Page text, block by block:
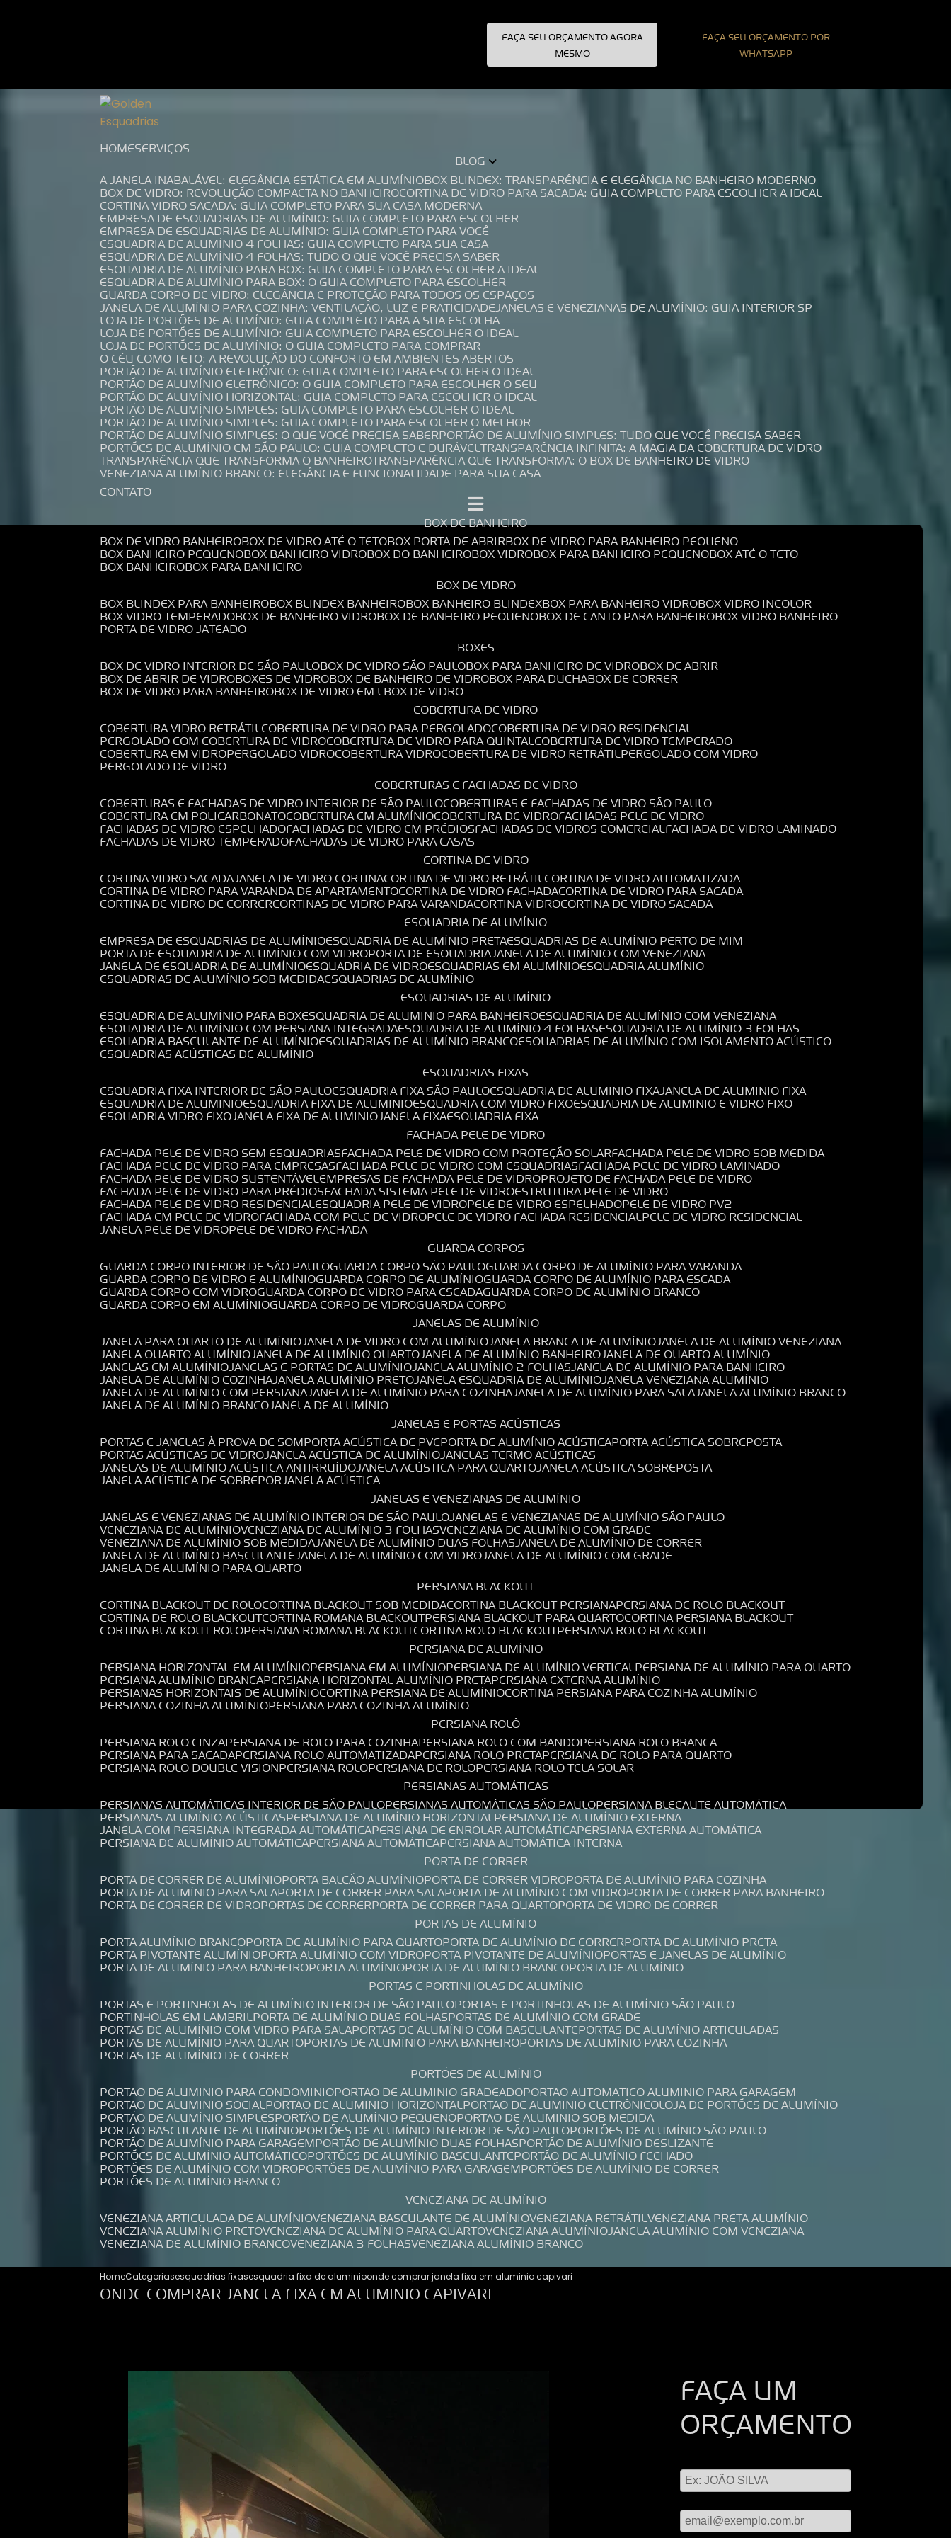
FAÇA SEU ORÇAMENTO AGORA
MESMO
FAÇA SEU ORÇAMENTO POR
WHATSAPP
HOME SERVIÇOS
BLOG
A JANELA INABALÁVEL: ELEGÂNCIA ESTÁTICA EM ALUMÍNIO BOX BLINDEX: TRANSPARÊNCIA E ELEGÂNCIA NO BANHEIRO MODERNO
BOX DE VIDRO: REVOLUÇÃO COMPACTA NO BANHEIRO CORTINA DE VIDRO PARA SACADA: GUIA COMPLETO PARA ESCOLHER A IDEAL
CORTINA VIDRO SACADA: GUIA COMPLETO PARA SUA CASA MODERNA
EMPRESA DE ESQUADRIAS DE ALUMÍNIO: GUIA COMPLETO PARA ESCOLHER
EMPRESA DE ESQUADRIAS DE ALUMÍNIO: GUIA COMPLETO PARA VOCÊ
ESQUADRIA DE ALUMÍNIO 4 FOLHAS: GUIA COMPLETO PARA SUA CASA
ESQUADRIA DE ALUMÍNIO 4 FOLHAS: TUDO O QUE VOCÊ PRECISA SABER
ESQUADRIA DE ALUMÍNIO PARA BOX: GUIA COMPLETO PARA ESCOLHER A IDEAL
ESQUADRIA DE ALUMÍNIO PARA BOX: O GUIA COMPLETO PARA ESCOLHER
GUARDA CORPO DE VIDRO: ELEGÂNCIA E PROTEÇÃO PARA TODOS OS ESPAÇOS
JANELA DE ALUMÍNIO PARA COZINHA: VENTILAÇÃO, LUZ E PRATICIDADE JANELAS E VENEZIANAS DE ALUMÍNIO: GUIA INTERIOR SP
LOJA DE PORTÕES DE ALUMÍNIO: GUIA COMPLETO PARA A SUA ESCOLHA
LOJA DE PORTÕES DE ALUMÍNIO: GUIA COMPLETO PARA ESCOLHER O IDEAL
LOJA DE PORTÕES DE ALUMÍNIO: O GUIA COMPLETO PARA COMPRAR
O CÉU COMO TETO: A REVOLUÇÃO DO CONFORTO EM AMBIENTES ABERTOS
PORTÃO DE ALUMÍNIO ELETRÔNICO: GUIA COMPLETO PARA ESCOLHER O IDEAL
PORTÃO DE ALUMÍNIO ELETRÔNICO: O GUIA COMPLETO PARA ESCOLHER O SEU
PORTÃO DE ALUMÍNIO HORIZONTAL: GUIA COMPLETO PARA ESCOLHER O IDEAL
PORTÃO DE ALUMÍNIO SIMPLES: GUIA COMPLETO PARA ESCOLHER O IDEAL
PORTÃO DE ALUMÍNIO SIMPLES: GUIA COMPLETO PARA ESCOLHER O MELHOR
PORTÃO DE ALUMÍNIO SIMPLES: O QUE VOCÊ PRECISA SABER PORTÃO DE ALUMÍNIO SIMPLES: TUDO QUE VOCÊ PRECISA SABER
PORTÕES DE ALUMÍNIO EM SÃO PAULO: GUIA COMPLETO E DURÁVEL TRANSPARÊNCIA INFINITA: A MAGIA DA COBERTURA DE VIDRO
TRANSPARÊNCIA QUE TRANSFORMA O BANHEIRO TRANSPARÊNCIA QUE TRANSFORMA: O BOX DE BANHEIRO DE VIDRO
VENEZIANA ALUMÍNIO BRANCO: ELEGÂNCIA E FUNCIONALIDADE PARA SUA CASA
CONTATO
BOX DE BANHEIRO
BOX DE VIDRO BANHEIRO BOX DE VIDRO ATÉ O TETO BOX PORTA DE ABRIR BOX DE VIDRO PARA BANHEIRO PEQUENO
BOX BANHEIRO PEQUENO BOX BANHEIRO VIDRO BOX DO BANHEIRO BOX VIDRO BOX PARA BANHEIRO PEQUENO BOX ATÉ O TETO
BOX BANHEIRO BOX PARA BANHEIRO
BOX DE VIDRO
BOX BLINDEX PARA BANHEIRO BOX BLINDEX BANHEIRO BOX BANHEIRO BLINDEX BOX PARA BANHEIRO VIDRO BOX VIDRO INCOLOR
BOX VIDRO TEMPERADO BOX DE BANHEIRO VIDRO BOX DE BANHEIRO PEQUENO BOX DE CANTO PARA BANHEIRO BOX VIDRO BANHEIRO
PORTA DE VIDRO JATEADO
BOXES
BOX DE VIDRO INTERIOR DE SÃO PAULO BOX DE VIDRO SÃO PAULO BOX PARA BANHEIRO DE VIDRO BOX DE ABRIR
BOX DE ABRIR DE VIDRO BOXES DE VIDRO BOX DE BANHEIRO DE VIDRO BOX PARA DUCHA BOX DE CORRER
BOX DE VIDRO PARA BANHEIRO BOX DE VIDRO EM L BOX DE VIDRO
COBERTURA DE VIDRO
COBERTURA VIDRO RETRÁTIL COBERTURA DE VIDRO PARA PERGOLADO COBERTURA DE VIDRO RESIDENCIAL
PERGOLADO COM COBERTURA DE VIDRO COBERTURA DE VIDRO PARA QUINTAL COBERTURA DE VIDRO TEMPERADO
COBERTURA EM VIDRO PERGOLADO VIDRO COBERTURA VIDRO COBERTURA DE VIDRO RETRÁTIL PERGOLADO COM VIDRO
PERGOLADO DE VIDRO
COBERTURAS E FACHADAS DE VIDRO
COBERTURAS E FACHADAS DE VIDRO INTERIOR DE SÃO PAULO COBERTURAS E FACHADAS DE VIDRO SÃO PAULO
COBERTURA EM POLICARBONATO COBERTURA EM ALUMÍNIO COBERTURA DE VIDRO FACHADAS PELE DE VIDRO
FACHADAS DE VIDRO ESPELHADO FACHADAS DE VIDRO EM PRÉDIOS FACHADAS DE VIDROS COMERCIAL FACHADA DE VIDRO LAMINADO
FACHADAS DE VIDRO TEMPERADO FACHADAS DE VIDRO PARA CASAS
CORTINA DE VIDRO
CORTINA VIDRO SACADA JANELA DE VIDRO CORTINA CORTINA DE VIDRO RETRÁTIL CORTINA DE VIDRO AUTOMATIZADA
CORTINA DE VIDRO PARA VARANDA DE APARTAMENTO CORTINA DE VIDRO FACHADA CORTINA DE VIDRO PARA SACADA
CORTINA DE VIDRO DE CORRER CORTINAS DE VIDRO PARA VARANDA CORTINA VIDRO CORTINA DE VIDRO SACADA
ESQUADRIA DE ALUMÍNIO
EMPRESA DE ESQUADRIAS DE ALUMÍNIO ESQUADRIA DE ALUMÍNIO PRETA ESQUADRIAS DE ALUMÍNIO PERTO DE MIM
PORTA DE ESQUADRIA DE ALUMÍNIO COM VIDRO PORTA DE ESQUADRIA JANELA DE ALUMÍNIO COM VENEZIANA
JANELA DE ESQUADRIA DE ALUMÍNIO ESQUADRIA DE VIDRO ESQUADRIAS EM ALUMÍNIO ESQUADRIA ALUMÍNIO
ESQUADRIAS DE ALUMÍNIO SOB MEDIDA ESQUADRIAS DE ALUMÍNIO
ESQUADRIAS DE ALUMÍNIO
ESQUADRIA DE ALUMÍNIO PARA BOX ESQUADRIA DE ALUMINIO PARA BANHEIRO ESQUADRIA DE ALUMÍNIO COM VENEZIANA
ESQUADRIA DE ALUMÍNIO COM PERSIANA INTEGRADA ESQUADRIA DE ALUMÍNIO 4 FOLHAS ESQUADRIA DE ALUMÍNIO 3 FOLHAS
ESQUADRIA BASCULANTE DE ALUMÍNIO ESQUADRIAS DE ALUMÍNIO BRANCO ESQUADRIAS DE ALUMÍNIO COM ISOLAMENTO ACÚSTICO
ESQUADRIAS ACÚSTICAS DE ALUMÍNIO
ESQUADRIAS FIXAS
ESQUADRIA FIXA INTERIOR DE SÃO PAULO ESQUADRIA FIXA SÃO PAULO ESQUADRIA DE ALUMINIO FIXA JANELA DE ALUMINIO FIXA
ESQUADRIA DE ALUMINIO ESQUADRIA FIXA DE ALUMINIO ESQUADRIA COM VIDRO FIXO ESQUADRIA DE ALUMINIO E VIDRO FIXO
ESQUADRIA VIDRO FIXO JANELA FIXA DE ALUMINIO JANELA FIXA ESQUADRIA FIXA
FACHADA PELE DE VIDRO
FACHADA PELE DE VIDRO SEM ESQUADRIAS FACHADA PELE DE VIDRO COM PROTEÇÃO SOLAR FACHADA PELE DE VIDRO SOB MEDIDA
FACHADA PELE DE VIDRO PARA EMPRESAS FACHADA PELE DE VIDRO COM ESQUADRIAS FACHADA PELE DE VIDRO LAMINADO
FACHADA PELE DE VIDRO SUSTENTÁVEL EMPRESAS DE FACHADA PELE DE VIDRO PROJETO DE FACHADA PELE DE VIDRO
FACHADA PELE DE VIDRO PARA PRÉDIOS FACHADA SISTEMA PELE DE VIDRO ESTRUTURA PELE DE VIDRO
FACHADA PELE DE VIDRO RESIDENCIAL ESQUADRIA PELE DE VIDRO PELE DE VIDRO ESPELHADO PELE DE VIDRO PV2
FACHADA EM PELE DE VIDRO FACHADA COM PELE DE VIDRO PELE DE VIDRO FACHADA RESIDENCIAL PELE DE VIDRO RESIDENCIAL
JANELA PELE DE VIDRO PELE DE VIDRO FACHADA
GUARDA CORPOS
GUARDA CORPO INTERIOR DE SÃO PAULO GUARDA CORPO SÃO PAULO GUARDA CORPO DE ALUMÍNIO PARA VARANDA
GUARDA CORPO DE VIDRO E ALUMÍNIO GUARDA CORPO DE ALUMÍNIO GUARDA CORPO DE ALUMÍNIO PARA ESCADA
GUARDA CORPO COM VIDRO GUARDA CORPO DE VIDRO PARA ESCADA GUARDA CORPO DE ALUMÍNIO BRANCO
GUARDA CORPO EM ALUMÍNIO GUARDA CORPO DE VIDRO GUARDA CORPO
JANELAS DE ALUMÍNIO
JANELA PARA QUARTO DE ALUMÍNIO JANELA DE VIDRO COM ALUMÍNIO JANELA BRANCA DE ALUMÍNIO JANELA DE ALUMÍNIO VENEZIANA
JANELA QUARTO ALUMÍNIO JANELA DE ALUMÍNIO QUARTO JANELA DE ALUMÍNIO BANHEIRO JANELA DE QUARTO ALUMÍNIO
JANELAS EM ALUMÍNIO JANELAS E PORTAS DE ALUMÍNIO JANELA ALUMÍNIO 2 FOLHAS JANELA DE ALUMÍNIO PARA BANHEIRO
JANELA DE ALUMÍNIO COZINHA JANELA ALUMÍNIO PRETO JANELA ESQUADRIA DE ALUMÍNIO JANELA VENEZIANA ALUMÍNIO
JANELA DE ALUMÍNIO COM PERSIANA JANELA DE ALUMÍNIO PARA COZINHA JANELA DE ALUMÍNIO PARA SALA JANELA ALUMÍNIO BRANCO
JANELA DE ALUMÍNIO BRANCO JANELA DE ALUMÍNIO
JANELAS E PORTAS ACÚSTICAS
PORTAS E JANELAS À PROVA DE SOM PORTA ACÚSTICA DE PVC PORTA DE ALUMÍNIO ACÚSTICA PORTA ACÚSTICA SOBREPOSTA
PORTAS ACÚSTICAS DE VIDRO JANELA ACÚSTICA DE ALUMÍNIO JANELAS TERMO ACÚSTICAS
JANELAS DE ALUMÍNIO ACÚSTICA ANTIRRUÍDO JANELA ACÚSTICA PARA QUARTO JANELA ACÚSTICA SOBREPOSTA
JANELA ACÚSTICA DE SOBREPOR JANELA ACÚSTICA
JANELAS E VENEZIANAS DE ALUMÍNIO
JANELAS E VENEZIANAS DE ALUMÍNIO INTERIOR DE SÃO PAULO JANELAS E VENEZIANAS DE ALUMÍNIO SÃO PAULO
VENEZIANA DE ALUMÍNIO VENEZIANA DE ALUMÍNIO 3 FOLHAS VENEZIANA DE ALUMÍNIO COM GRADE
VENEZIANA DE ALUMÍNIO SOB MEDIDA JANELA DE ALUMÍNIO DUAS FOLHAS JANELA DE ALUMÍNIO DE CORRER
JANELA DE ALUMÍNIO BASCULANTE JANELA DE ALUMÍNIO COM VIDRO JANELA DE ALUMÍNIO COM GRADE
JANELA DE ALUMÍNIO PARA QUARTO
PERSIANA BLACKOUT
CORTINA BLACKOUT DE ROLO CORTINA BLACKOUT SOB MEDIDA CORTINA BLACKOUT PERSIANA PERSIANA DE ROLO BLACKOUT
CORTINA DE ROLO BLACKOUT CORTINA ROMANA BLACKOUT PERSIANA BLACKOUT PARA QUARTO CORTINA PERSIANA BLACKOUT
CORTINA BLACKOUT ROLO PERSIANA ROMANA BLACKOUT CORTINA ROLO BLACKOUT PERSIANA ROLO BLACKOUT
PERSIANA DE ALUMÍNIO
PERSIANA HORIZONTAL EM ALUMÍNIO PERSIANA EM ALUMÍNIO PERSIANA DE ALUMÍNIO VERTICAL PERSIANA DE ALUMÍNIO PARA QUARTO
PERSIANA ALUMÍNIO BRANCA PERSIANA HORIZONTAL ALUMÍNIO PRETA PERSIANA EXTERNA ALUMÍNIO
PERSIANAS HORIZONTAIS DE ALUMÍNIO CORTINA PERSIANA DE ALUMÍNIO CORTINA PERSIANA PARA COZINHA ALUMÍNIO
PERSIANA COZINHA ALUMÍNIO PERSIANA PARA COZINHA ALUMÍNIO
PERSIANA ROLÔ
PERSIANA ROLO CINZA PERSIANA DE ROLO PARA COZINHA PERSIANA ROLO COM BANDO PERSIANA ROLO BRANCA
PERSIANA PARA SACADA PERSIANA ROLO AUTOMATIZADA PERSIANA ROLO PRETA PERSIANA DE ROLO PARA QUARTO
PERSIANA ROLO DOUBLE VISION PERSIANA ROLO PERSIANA DE ROLO PERSIANA ROLO TELA SOLAR
PERSIANAS AUTOMÁTICAS
PERSIANAS AUTOMÁTICAS INTERIOR DE SÃO PAULO PERSIANAS AUTOMÁTICAS SÃO PAULO PERSIANA BLECAUTE AUTOMÁTICA
PERSIANAS ALUMÍNIO ACÚSTICAS PERSIANA DE ALUMÍNIO HORIZONTAL PERSIANA DE ALUMÍNIO EXTERNA
JANELA COM PERSIANA INTEGRADA AUTOMÁTICA PERSIANA DE ENROLAR AUTOMÁTICA PERSIANA EXTERNA AUTOMÁTICA
PERSIANA DE ALUMÍNIO AUTOMÁTICA PERSIANA AUTOMÁTICA PERSIANA AUTOMÁTICA INTERNA
PORTA DE CORRER
PORTA DE CORRER DE ALUMÍNIO PORTA BALCÃO ALUMÍNIO PORTA DE CORRER VIDRO PORTA DE ALUMÍNIO PARA COZINHA
PORTA DE ALUMÍNIO PARA SALA PORTA DE CORRER PARA SALA PORTA DE ALUMÍNIO COM VIDRO PORTA DE CORRER PARA BANHEIRO
PORTA DE CORRER DE VIDRO PORTAS DE CORRER PORTA DE CORRER PARA QUARTO PORTA DE VIDRO DE CORRER
PORTAS DE ALUMÍNIO
PORTA ALUMÍNIO BRANCO PORTA DE ALUMÍNIO PARA QUARTO PORTA DE ALUMÍNIO DE CORRER PORTA DE ALUMÍNIO PRETA
PORTA PIVOTANTE ALUMÍNIO PORTA ALUMÍNIO COM VIDRO PORTA PIVOTANTE DE ALUMÍNIO PORTAS E JANELAS DE ALUMÍNIO
PORTA DE ALUMÍNIO PARA BANHEIRO PORTA ALUMÍNIO PORTA DE ALUMÍNIO BRANCO PORTA DE ALUMÍNIO
PORTAS E PORTINHOLAS DE ALUMÍNIO
PORTAS E PORTINHOLAS DE ALUMÍNIO INTERIOR DE SÃO PAULO PORTAS E PORTINHOLAS DE ALUMÍNIO SÃO PAULO
PORTINHOLAS EM LAMBRIL PORTA DE ALUMÍNIO DUAS FOLHAS PORTAS DE ALUMÍNIO COM GRADE
PORTAS DE ALUMÍNIO COM VIDRO PARA SALA PORTAS DE ALUMÍNIO COM BASCULANTE PORTAS DE ALUMÍNIO ARTICULADAS
PORTAS DE ALUMÍNIO PARA QUARTO PORTAS DE ALUMÍNIO PARA BANHEIRO PORTAS DE ALUMÍNIO PARA COZINHA
PORTAS DE ALUMÍNIO DE CORRER
PORTÕES DE ALUMÍNIO
PORTAO DE ALUMINIO PARA CONDOMINIO PORTAO DE ALUMINIO GRADEADO PORTAO AUTOMATICO ALUMINIO PARA GARAGEM
PORTAO DE ALUMINIO SOCIAL PORTAO DE ALUMINIO HORIZONTAL PORTAO DE ALUMINIO ELETRÔNICO LOJA DE PORTÕES DE ALUMÍNIO
PORTÃO DE ALUMÍNIO SIMPLES PORTÃO DE ALUMÍNIO PEQUENO PORTAO DE ALUMINIO SOB MEDIDA
PORTÃO BASCULANTE DE ALUMÍNIO PORTÕES DE ALUMÍNIO INTERIOR DE SÃO PAULO PORTÕES DE ALUMÍNIO SÃO PAULO
PORTÃO DE ALUMÍNIO PARA GARAGEM PORTÃO DE ALUMÍNIO DUAS FOLHAS PORTÃO DE ALUMÍNIO DESLIZANTE
PORTÕES DE ALUMÍNIO AUTOMÁTICO PORTÕES DE ALUMÍNIO BASCULANTE PORTÃO DE ALUMÍNIO FECHADO
PORTÕES DE ALUMÍNIO COM VIDRO PORTÕES DE ALUMÍNIO PARA GARAGEM PORTÕES DE ALUMÍNIO DE CORRER
PORTÕES DE ALUMÍNIO BRANCO
VENEZIANA DE ALUMÍNIO
VENEZIANA ARTICULADA DE ALUMÍNIO VENEZIANA BASCULANTE DE ALUMÍNIO VENEZIANA RETRÁTIL VENEZIANA PRETA ALUMÍNIO
VENEZIANA ALUMÍNIO PRETO VENEZIANA DE ALUMÍNIO PARA QUARTO VENEZIANA ALUMÍNIO JANELA ALUMÍNIO COM VENEZIANA
VENEZIANA DE ALUMÍNIO BRANCO VENEZIANA 3 FOLHAS VENEZIANA ALUMÍNIO BRANCO
HomeCategoriasesquadrias fixasesquadria fixa de aluminioonde comprar janela fixa em aluminio capivari
ONDE COMPRAR JANELA FIXA EM ALUMINIO CAPIVARI
FAÇA UM
ORÇAMENTO